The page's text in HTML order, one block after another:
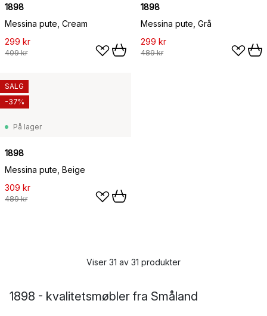
1898
Messina pute, Cream
299 kr
409 kr
1898
Messina pute, Grå
299 kr
489 kr
På lager
1898
Messina pute, Beige
309 kr
489 kr
SALG
-37%
Viser 31 av 31 produkter
1898 - kvalitetsmøbler fra Småland